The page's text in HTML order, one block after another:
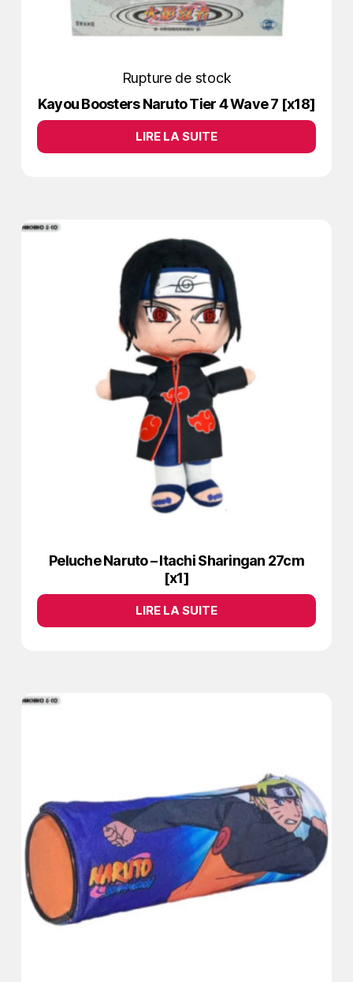
Rupture de stock
Kayou Boosters Naruto Tier 4 Wave 7 [x18]
LIRE LA SUITE
Peluche Naruto – Itachi Sharingan 27cm
[x1]
LIRE LA SUITE